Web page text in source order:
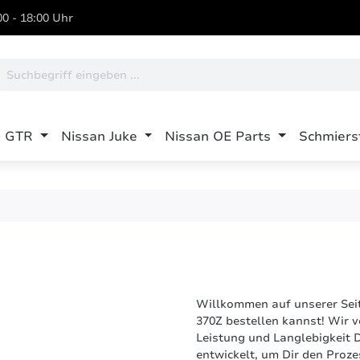
- 18:00 Uhr
Nissan Juke Nissan OE Parts
Willkommen auf unserer
370Z bestellen kannst! Wir
Leistung und Langlebigkeit
entwickelt, um Dir den